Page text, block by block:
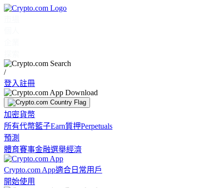
/
登入註冊
加密貨幣
所有代幣籃子Earn質押Perpetuals
預測
體育賽事金融選舉經濟
Crypto.com App適合日常用戶
開始使用